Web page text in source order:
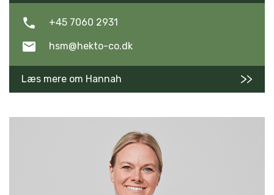
+45 7060 2931
hsm@hekto-co.dk
Læs mere om Hannah